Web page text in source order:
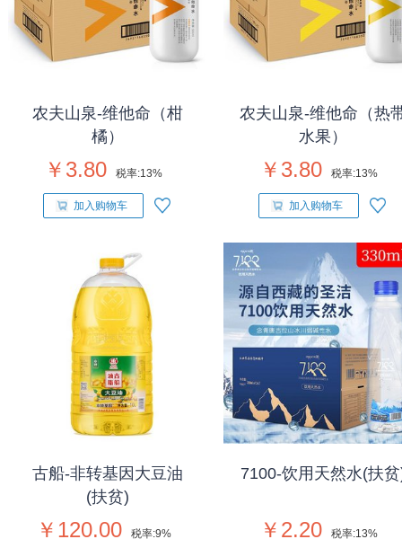
农夫山泉-维他命（柑
橘）
￥3.80 税率:13%
加入购物车
农夫山泉-维他命（热
水果）
￥3.80 税率:13%
加入购物车
古船-非转基因大豆油
(扶贫)
￥120.00 税率:9%
7100-饮用天然水(扶
￥2.20 税率:13%